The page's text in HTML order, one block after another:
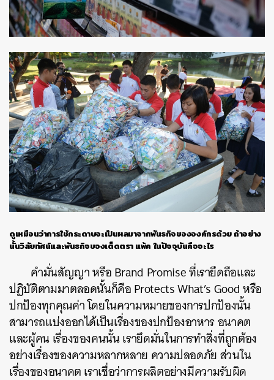
ดูเหมือนว่าการใช้กระดาษจะเป็นผลมาจากพันธกิจขององค์กรด้วย ถ้าอย่าง
นั้นวิสัยทัศน์และพันธกิจของเต็ดตรา แพ้ค ในปัจจุบันคืออะไร
คำมั่นสัญญา หรือ Brand Promise ที่เรายึดถือและ
ปฏิบัติตามมาตลอดนั้นก็คือ Protects What’s Good หรือ
ปกป้องทุกคุณค่า โดยในความหมายของการปกป้องนั้น
สามารถแบ่งออกได้เป็นเรื่องของปกป้องอาหาร อนาคต
และผู้คน เรื่องของคนนั้น เรายึดมั่นในการทำสิ่งที่ถูกต้อง
อย่างเรื่องของความหลากหลาย ความปลอดภัย ส่วนใน
เรื่องของอนาคต เราเชื่อว่าการผลิตอย่างมีความรับผิด
ค้นหา
SHARE TWEET LINE EMAIL